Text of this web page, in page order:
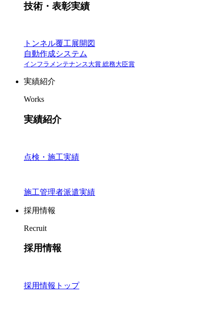
技術・表彰実績
トンネル覆工展開図
自動作成システム
インフラメンテナンス大賞 総務大臣賞
実績紹介
Works
実績紹介
点検・施工実績
施工管理者派遣実績
採用情報
Recruit
採用情報
採用情報トップ